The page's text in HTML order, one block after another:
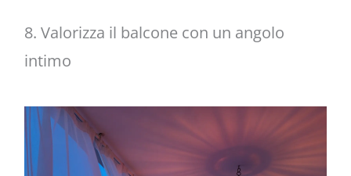
8. Valorizza il balcone con un angolo
intimo